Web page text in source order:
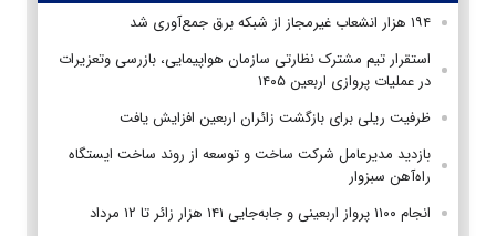
۱۹۴ هزار انشعاب غیرمجاز از شبکه برق جمع‌آوری شد
استقرار تیم مشترک نظارتی سازمان هواپیمایی، بازرسی وتعزیرات
در عملیات پروازی اربعین ۱۴۰۵
ظرفیت ریلی برای بازگشت زائران اربعین افزایش یافت
بازدید مدیرعامل شرکت ساخت و توسعه از روند ساخت ایستگاه
راه‌آهن سبزوار
انجام ۱۱۰۰ پرواز اربعینی و جابه‌جایی ۱۴۱ هزار زائر تا ۱۲ مرداد